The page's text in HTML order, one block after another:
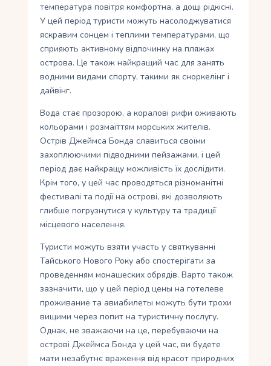
температура повітря комфортна, а дощі рідкісні.
У цей період туристи можуть насолоджуватися
яскравим сонцем і теплими температурами, що
сприяють активному відпочинку на пляжах
острова. Це також найкращий час для занять
водними видами спорту, такими як сноркелінг і
дайвінг.
Вода стає прозорою, а коралові рифи оживають
кольорами і розмаїттям морських жителів.
Острів Джеймса Бонда славиться своїми
захоплюючими підводними пейзажами, і цей
період дає найкращу можливість їх дослідити.
Крім того, у цей час проводяться різноманітні
фестивалі та події на острові, які дозволяють
глибше погрузнутися у культуру та традиції
місцевого населення.
Туристи можуть взяти участь у святкуванні
Тайського Нового Року або спостерігати за
проведенням монашеских обрядів. Варто також
зазначити, що у цей період цены на готелеве
проживание та авиабилеты можуть бути трохи
вищими через попит на туристичну послугу.
Однак, не зважаючи на це, перебуваючи на
острові Джеймса Бонда у цей час, ви будете
мати незабутнє враження від красот природних